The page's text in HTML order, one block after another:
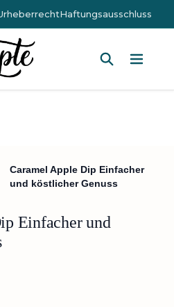
Haftungsausschluss
Caramel Apple Dip Einfacher
und köstlicher Genuss
Einfacher und